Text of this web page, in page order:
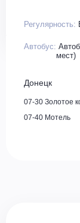
Регулярность:
Автобус:
мест)
Донецк
07-30 Золотое
07-40 Мотель